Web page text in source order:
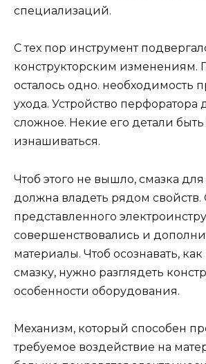
специализаций.
С тех пор инструмент
конструкторским изменениям.
осталось одно. необходимость
ухода. Устройство перфоратора
сложное. Некие его детали
изнашиваться.
Чтоб этого не вышло, смазка
должна владеть рядом свойств.
представленного
совершенствовались и
материалы. Чтоб осознавать, как
смазку, нужно разглядеть
особенности оборудования.
Механизм, который способен
требуемое воздействие на